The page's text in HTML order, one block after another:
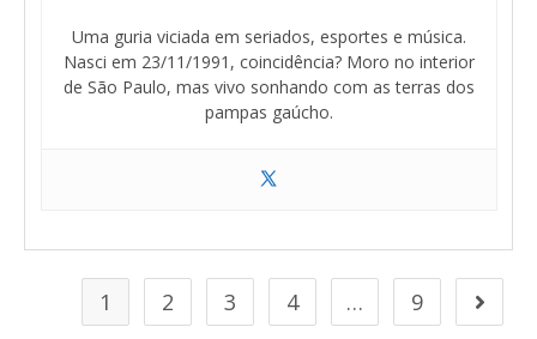
Uma guria viciada em seriados, esportes e música.
Nasci em 23/11/1991, coincidência? Moro no interior
de São Paulo, mas vivo sonhando com as terras dos
pampas gaúcho.
1 2 3 4 … 9